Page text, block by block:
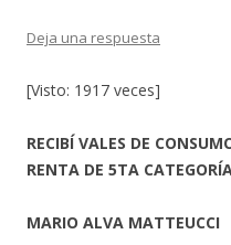
Deja una respuesta
[Visto: 1917 veces]
RECIBÍ VALES DE
RENTA DE 5TA
MARIO ALVA MATTEUCCI